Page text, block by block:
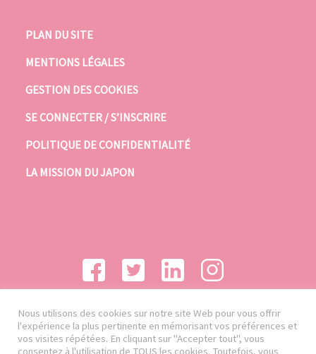
PLAN DU SITE
MENTIONS LÉGALES
GESTION DES COOKIES
SE CONNECTER / S’INSCRIRE
POLITIQUE DE CONFIDENTIALITÉ
LA MISSION DU JAPON
Nous utilisons des cookies sur notre site Web pour vous offrir
l'expérience la plus pertinente en mémorisant vos préférences et
vos visites répétées. En cliquant sur "Accepter tout", vous
consentez à l'utilisation de TOUS les cookies. Toutefois, vous